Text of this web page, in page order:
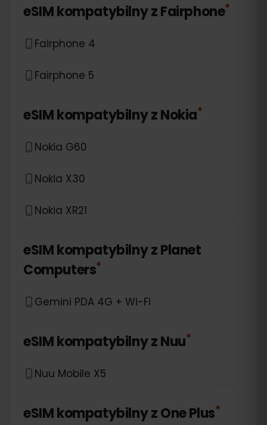
eSIM kompatybilny zFairphone*
Fairphone 4
Fairphone 5
eSIM kompatybilny zNokia*
Nokia G60
Nokia X30
Nokia XR21
eSIM kompatybilny zPlanet
Computers*
Gemini PDA 4G + Wi-Fi
eSIM kompatybilny zNuu*
Nuu Mobile X5
eSIM kompatybilny zOne Plus*